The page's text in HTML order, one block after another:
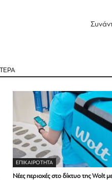
ΕΠΙΚΑΙΡΟΤΗΤΑ
Νέες περιοχές στο δίκτυο της Wolt με